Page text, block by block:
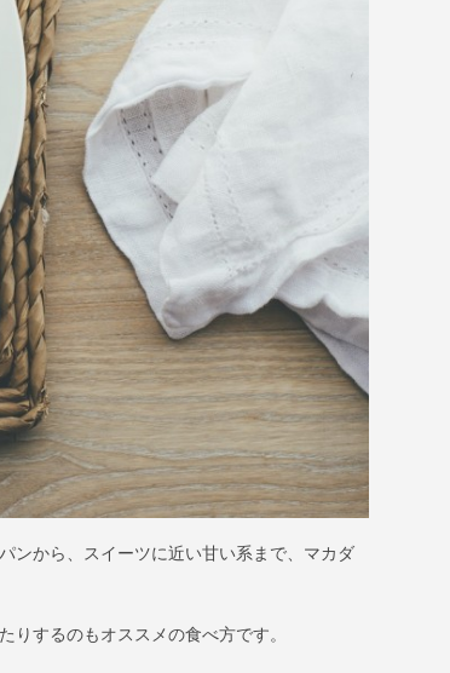
ンから、スイーツに近い甘い系まで、マカダ
するのもオススメの食べ方です。